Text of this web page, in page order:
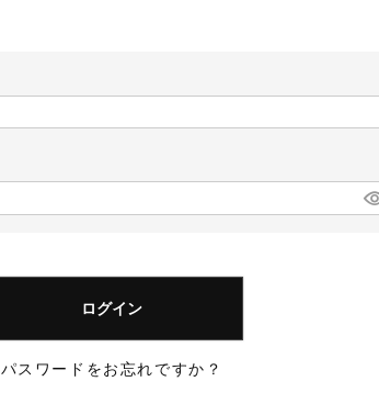
ログイン
パスワードをお忘れですか？